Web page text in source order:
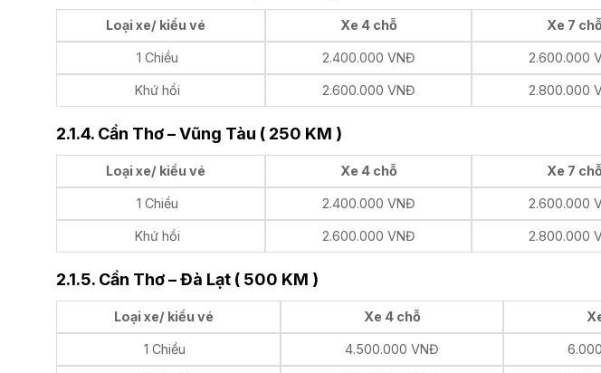
Loại xe/ kiểu vé Xe 4 chỗ Xe 7
1 Chiều 2.400.000 VNĐ 2.600.000
Khứ hồi 2.600.000 VNĐ 2.800.000
2.1.4. Cần Thơ – Vũng Tàu ( 250 KM )
Loại xe/ kiểu vé Xe 4 chỗ Xe 7
1 Chiều 2.400.000 VNĐ 2.600.000
Khứ hồi 2.600.000 VNĐ 2.800.000
2.1.5. Cần Thơ – Đà Lạt ( 500 KM )
Loại xe/ kiểu vé Xe 4 chỗ
1 Chiều 4.500.000 VNĐ